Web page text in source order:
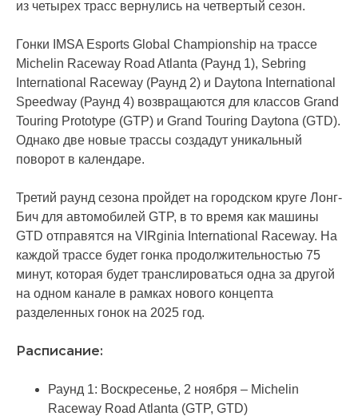
из четырех трасс вернулись на четвертый сезон.
Гонки IMSA Esports Global Championship на трассе
Michelin Raceway Road Atlanta (Раунд 1), Sebring
International Raceway (Раунд 2) и Daytona International
Speedway (Раунд 4) возвращаются для классов Grand
Touring Prototype (GTP) и Grand Touring Daytona (GTD).
Однако две новые трассы создадут уникальный
поворот в календаре.
Третий раунд сезона пройдет на городском круге Лонг-
Бич для автомобилей GTP, в то время как машины
GTD отправятся на VIRginia International Raceway. На
каждой трассе будет гонка продолжительностью 75
минут, которая будет транслироваться одна за другой
на одном канале в рамках нового концепта
разделенных гонок на 2025 год.
Расписание:
Раунд 1: Воскресенье, 2 ноября – Michelin
Raceway Road Atlanta (GTP, GTD)